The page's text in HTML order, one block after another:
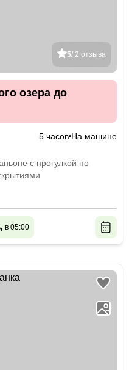
5/ 2 отзыва
озера до
5 часов На машине
с прогулкой по
в 05:00